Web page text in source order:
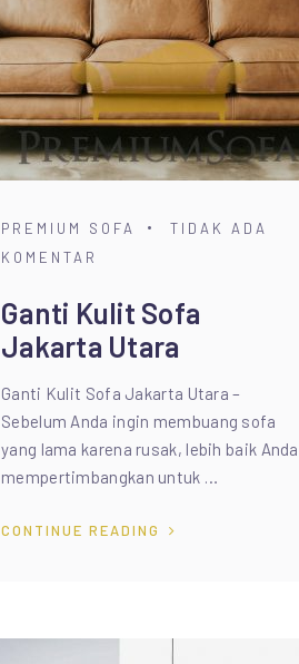
PREMIUM SOFA
TIDAK ADA
KOMENTAR
Ganti Kulit Sofa
Jakarta Utara
Ganti Kulit Sofa Jakarta Utara –
Sebelum Anda ingin membuang sofa
yang lama karena rusak, lebih baik Anda
mempertimbangkan untuk …
CONTINUE READING